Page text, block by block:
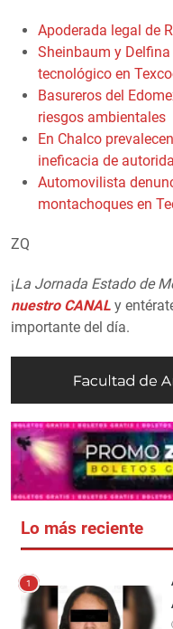
Apoderada legal de
Sheinbaum y
tecnológico en
Basureros del
riesgos ambientales
En Chalco
ineficacia de
Automovilista
montachoques en
ZQ
¡La Jornada Estado de
nuestro CANAL y
importante del día.
Lo más reciente
1